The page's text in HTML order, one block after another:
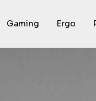
Gaming Ergo